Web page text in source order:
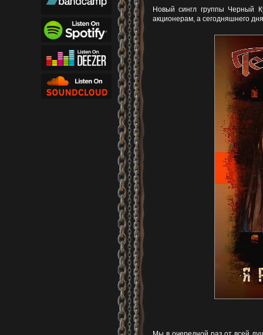
Новый сингл группы Черный
акционерам, а сегодняшнего